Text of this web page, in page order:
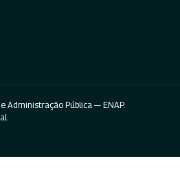
Administração Pública — ENAP.